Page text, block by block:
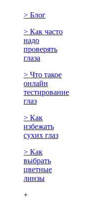
> Блог
> Как часто
надо
проверять
глаза
> Что такое
онлайн
тестирование
глаз
> Как
избежать
сухих глаз
> Как
выбрать
цветные
линзы
+